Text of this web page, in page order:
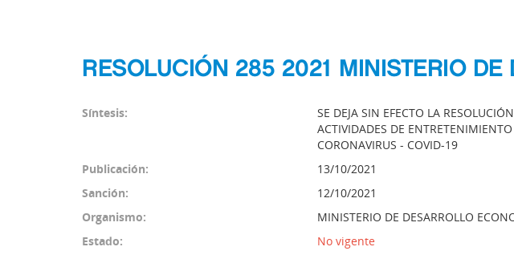
RESOLUCIÓN 285 2021 MINISTERIO
Síntesis:
SE DEJA SIN EFECTO LA
ACTIVIDADES DE
CORONAVIRUS - COVID-19
Publicación:
13/10/2021
Sanción:
12/10/2021
Organismo:
MINISTERIO DE DESARROLLO
Estado:
No vigente